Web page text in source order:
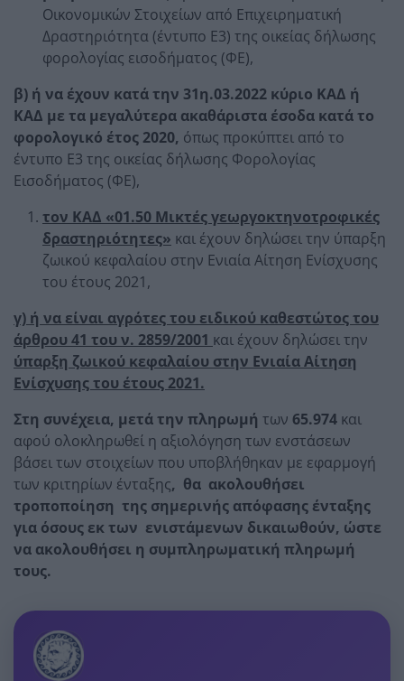
Οικονομικών Στοιχείων από Επιχειρηματική
Δραστηριότητα (έντυπο Ε3) της οικείας δήλωσης
φορολογίας εισοδήματος (ΦΕ),
β) ή να έχουν κατά την 31η.03.2022 κύριο ΚΑΔ ή
ΚΑΔ με τα μεγαλύτερα ακαθάριστα έσοδα κατά το
φορολογικό έτος 2020, όπως προκύπτει από το
έντυπο Ε3 της οικείας δήλωσης Φορολογίας
Εισοδήματος (ΦΕ),
τον ΚΑΔ «01.50 Μικτές γεωργοκτηνοτροφικές
δραστηριότητες» και έχουν δηλώσει την ύπαρξη
ζωικού κεφαλαίου στην Ενιαία Αίτηση Ενίσχυσης
του έτους 2021,
γ) ή να είναι αγρότες του ειδικού καθεστώτος του
άρθρου 41 του ν. 2859/2001 και έχουν δηλώσει την
ύπαρξη ζωικού κεφαλαίου στην Ενιαία Αίτηση
Ενίσχυσης του έτους 2021.
Στη συνέχεια, μετά την πληρωμή των 65.974 και
αφού ολοκληρωθεί η αξιολόγηση των ενστάσεων
βάσει των στοιχείων που υποβλήθηκαν με εφαρμογή
των κριτηρίων ένταξης, θα ακολουθήσει
τροποποίηση της σημερινής απόφασης ένταξης
για όσους εκ των ενιστάμενων δικαιωθούν, ώστε
να ακολουθήσει η συμπληρωματική πληρωμή
τους.